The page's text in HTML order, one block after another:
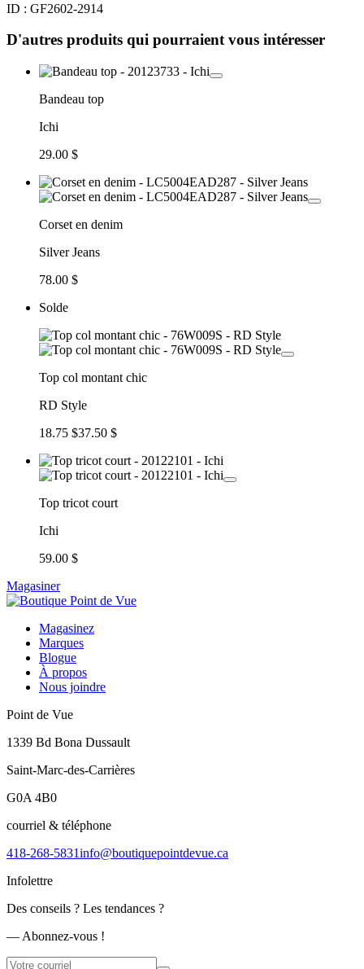
ID : GF2602-2914
D'autres produits qui pourraient vous intéresser
Bandeau top
Ichi
29.00 $
Corset en denim
Silver Jeans
78.00 $
Solde
Top col montant chic
RD Style
18.75 $37.50 $
Top tricot court
Ichi
59.00 $
Magasiner
Magasinez
Marques
Blogue
À propos
Nous joindre
Point de Vue
1339 Bd Bona Dussault
Saint-Marc-des-Carrières
G0A 4B0
courriel & téléphone
418-268-5831info@boutiquepointdevue.ca
Infolettre
Des conseils ? Les tendances ?
― Abonnez-vous !